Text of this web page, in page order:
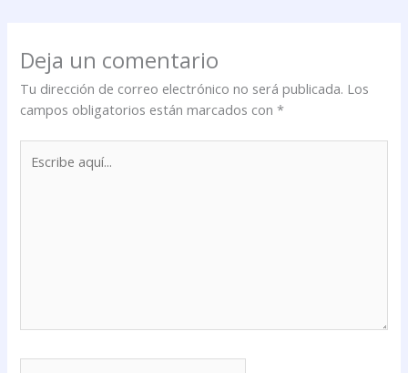
Deja un comentario
Tu dirección de correo electrónico no será publicada. Los
campos obligatorios están marcados con*
aquí...